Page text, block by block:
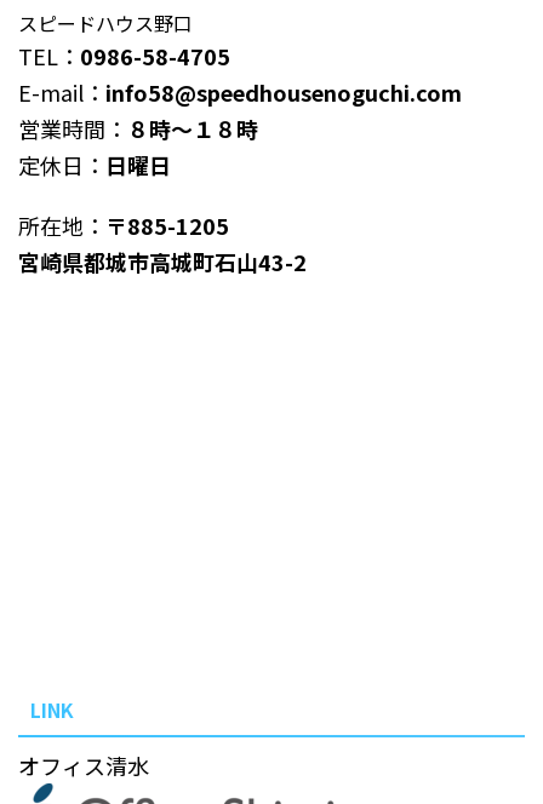
スピードハウス野口
TEL： 0986-58-4705
E-mail： info58@speedhousenoguchi.com
営業時間： ８時～１８時
定休日： 日曜日
所在地： 〒885-1205
宮崎県都城市高城町石山43-2
LINK
オフィス清水